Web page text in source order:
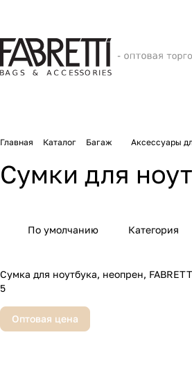
Главная Каталог Багаж Аксессуары
Сумки для
По умолчанию Категория
Сумка для ноутбука, неопрен,
5
Оптовая цена